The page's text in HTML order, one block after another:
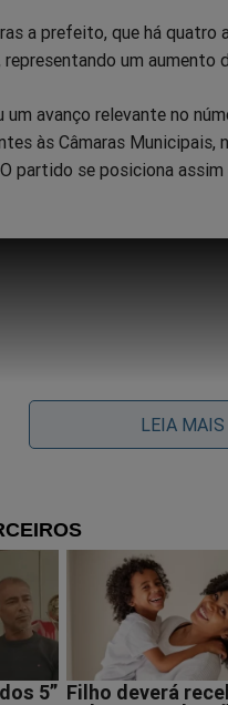
a prefeito, que há quatro
um aumento
avanço relevante no
às Câmaras Municipais,
partido se posiciona
LEIA MAIS